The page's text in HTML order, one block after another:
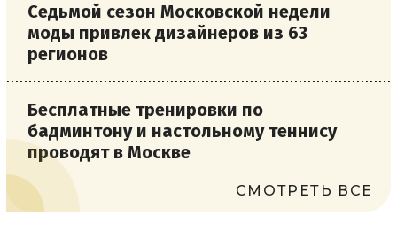
Седьмой сезон Московской недели
моды привлек дизайнеров из 63
регионов
Бесплатные тренировки по
бадминтону и настольному теннису
проводят в Москве
СМОТРЕТЬ ВСЕ